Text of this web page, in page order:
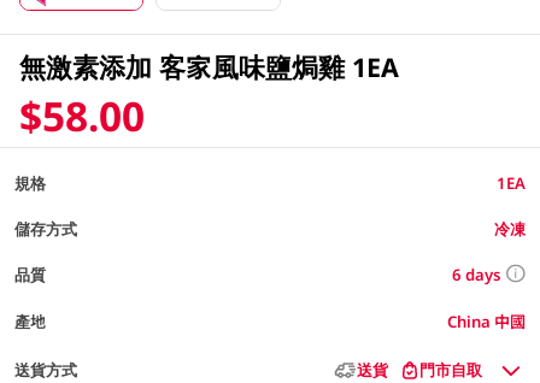
無激素添加 客家風味鹽焗雞 1EA
$58.00
規格 1EA
儲存方式 冷凍
品質 6 days
產地 China 中國
送貨方式 送貨 門市自取